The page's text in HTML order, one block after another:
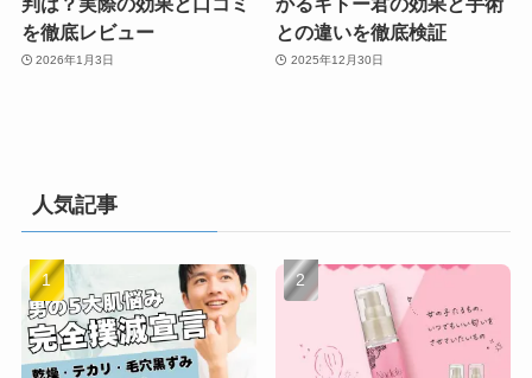
を徹底レビュー
2026年1月3日
との違いを徹底検証
2025年12月30日
人気記事